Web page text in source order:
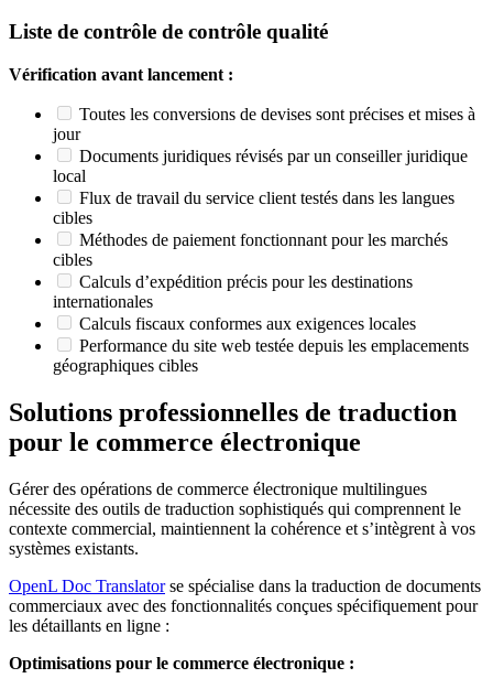
Liste de contrôle de contrôle qualité
Vérification avant lancement :
Toutes les conversions de devises sont précises et mises à
jour
Documents juridiques révisés par un conseiller juridique
local
Flux de travail du service client testés dans les langues
cibles
Méthodes de paiement fonctionnant pour les marchés
cibles
Calculs d’expédition précis pour les destinations
internationales
Calculs fiscaux conformes aux exigences locales
Performance du site web testée depuis les emplacements
géographiques cibles
Solutions professionnelles de traduction
pour le commerce électronique
Gérer des opérations de commerce électronique multilingues
nécessite des outils de traduction sophistiqués qui comprennent le
contexte commercial, maintiennent la cohérence et s’intègrent à vos
systèmes existants.
OpenL Doc Translatorse spécialise dans la traduction de documents
commerciaux avec des fonctionnalités conçues spécifiquement pour
les détaillants en ligne :
Optimisations pour le commerce électronique :